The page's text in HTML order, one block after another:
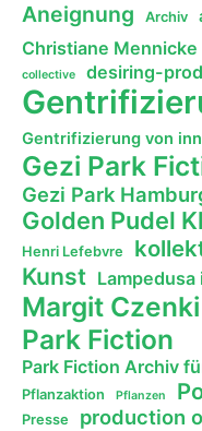
Aneignung Archiv
Christiane Mennicke
collective desiring-
Gentrifizierung von
Gezi Park
Gezi Park
Golden Pudel
Henri Lefebvre
Kunst Lampedusa
Margit Czenki
Park Fiction
Park Fiction Archiv
Pflanzaktion Pflanzen
Presse production